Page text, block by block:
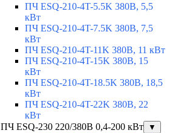
ПЧ ESQ-210-4T-5.5K 380В, 5,5
кВт
ПЧ ESQ-210-4T-7.5K 380В, 7,5
кВт
ПЧ ESQ-210-4T-11K 380В, 11 кВт
ПЧ ESQ-210-4T-15K 380В, 15
кВт
ПЧ ESQ-210-4T-18.5K 380В, 18,5
кВт
ПЧ ESQ-210-4T-22K 380В, 22
кВт
ПЧ ESQ-230 220/380В 0,4-200 кВт
▼